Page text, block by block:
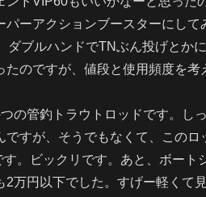
パーアクションブースターにし
ダブルハンドでTNぶん投げとか
のですが、値段と使用頻度を考
の管釣トラウトロッドです。し
すが、そうでもなくて、このロ
。ビックリです。あと、ボート
2万円以下でした。すげー軽くて